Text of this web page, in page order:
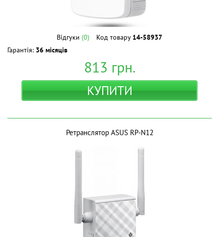
Відгуки (0) Код товару 14-58937
Гарантія: 36 місяців
813 грн.
КУПИТИ
Ретранслятор ASUS RP-N12